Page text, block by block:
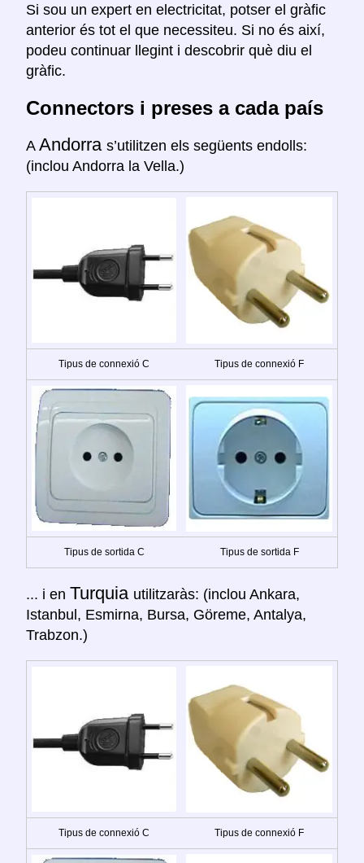
Si sou un expert en electricitat, potser el gràfic
anterior és tot el que necessiteu. Si no és així,
podeu continuar llegint i descobrir què diu el
gràfic.
Connectors i preses a cada país
A Andorra s’utilitzen els següents endolls:
(inclou Andorra la Vella.)
Tipus de connexió C Tipus de connexió F
Tipus de sortida C Tipus de sortida F
... i en Turquia utilitzaràs: (inclou Ankara,
Istanbul, Esmirna, Bursa, Göreme, Antalya,
Trabzon.)
Tipus de connexió C Tipus de connexió F